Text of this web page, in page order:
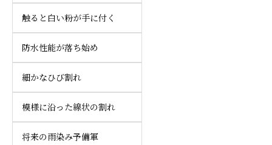
触ると白い粉が手に付く
防水性能が落ち始め
細かなひび割れ
模様に沿った線状の割れ
将来の雨染み予備軍